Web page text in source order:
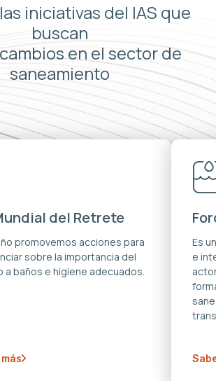
iniciativas del IAS que
buscan
en el sector de
saneamiento
del Retrete
promovemos acciones para
sobre la importancia del
a baños e higiene adecuados.
Es
e